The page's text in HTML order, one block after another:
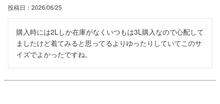
投稿日
2026/06/25
購入時には2Lしか在庫がなくいつもは3L購入なので心配して
ましたけど着てみると思ってるよりゆったりしていてこのサ
イズでよかったですね。